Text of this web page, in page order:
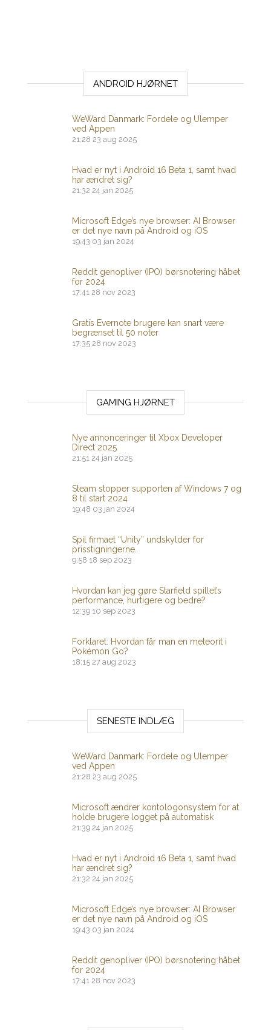
ANDROID HJØRNET
WeWard Danmark: Fordele og Ulemper
ved Appen
21:28 23 aug 2025
Hvad er nyt i Android 16 Beta 1, samt hvad
har ændret sig?
21:32 24 jan 2025
Microsoft Edge’s nye browser: AI Browser
er det nye navn på Android og iOS
19:43 03 jan 2024
Reddit genopliver (IPO) børsnotering håbet
for 2024
17:41 28 nov 2023
Gratis Evernote brugere kan snart være
begrænset til 50 noter
17:35 28 nov 2023
GAMING HJØRNET
Nye annonceringer til Xbox Developer
Direct 2025
21:51 24 jan 2025
Steam stopper supporten af ​​Windows 7 og
8 til start 2024
19:48 03 jan 2024
Spil firmaet “Unity” undskylder for
prisstigningerne.
9:58 18 sep 2023
Hvordan kan jeg gøre Starfield spillet’s
performance, hurtigere og bedre?
12:39 10 sep 2023
Forklaret: Hvordan får man en meteorit i
Pokémon Go?
18:15 27 aug 2023
SENESTE INDLÆG
WeWard Danmark: Fordele og Ulemper
ved Appen
21:28 23 aug 2025
Microsoft ændrer kontologonsystem for at
holde brugere logget på automatisk
21:39 24 jan 2025
Hvad er nyt i Android 16 Beta 1, samt hvad
har ændret sig?
21:32 24 jan 2025
Microsoft Edge’s nye browser: AI Browser
er det nye navn på Android og iOS
19:43 03 jan 2024
Reddit genopliver (IPO) børsnotering håbet
for 2024
17:41 28 nov 2023